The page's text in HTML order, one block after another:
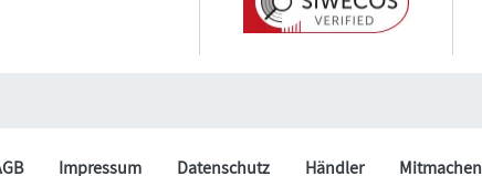
Impressum Datenschutz Händler Mitmachen